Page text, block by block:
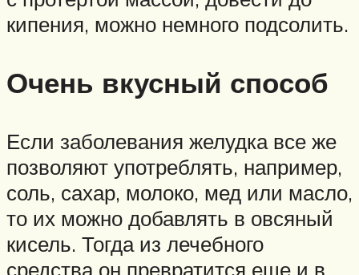
кипения, можно немного подсолить.
Очень вкусный способ
Если заболевания желудка все же
позволяют употреблять, например,
соль, сахар, молоко, мед или масло,
то их можно добавлять в овсяный
кисель. Тогда из лечебного
средства он превратится еще и в